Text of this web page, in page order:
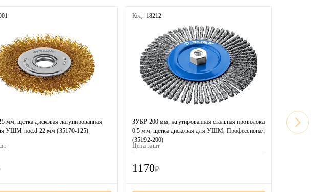
мм, щетка дисковая латунированная
УШМ пос.d 22 мм (35170-125)
Код: 18212
ЗУБР 200 мм, жгутированная стальная проволока
0.5 мм, щетка дисковая для УШМ, Профессионал
(35192-200)
Цена зашт
1170₽
MIRAX